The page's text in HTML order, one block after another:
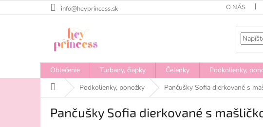
na
info@heyprincess.sk O NÁS
Oblečenie Turbany, čiapky Čelenky Podkolienky,
DomovPodkolienky, ponožky Pančušky Sofia dierkované s
Pančušky Sofia dierkované s